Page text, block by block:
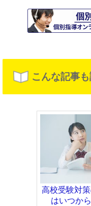
こんな記事
高校受験対
はいつか